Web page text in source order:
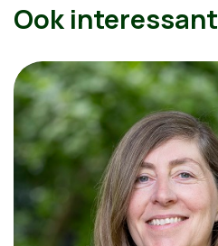
Ook interessant